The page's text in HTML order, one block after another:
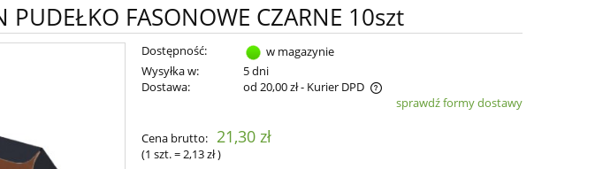
FASONOWE CZARNE 10szt
Dostępność:
w magazynie
Wysyłka w:
5 dni
Dostawa:
od 20,00 zł- Kurier DPD
płatności
sprawdź formy dostawy
Cena brutto: 21,30 zł
(1szt.= 2,13 zł)